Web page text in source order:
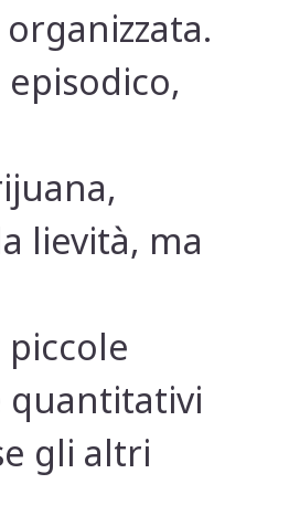
lievità, ma
quantitativi
gli altri